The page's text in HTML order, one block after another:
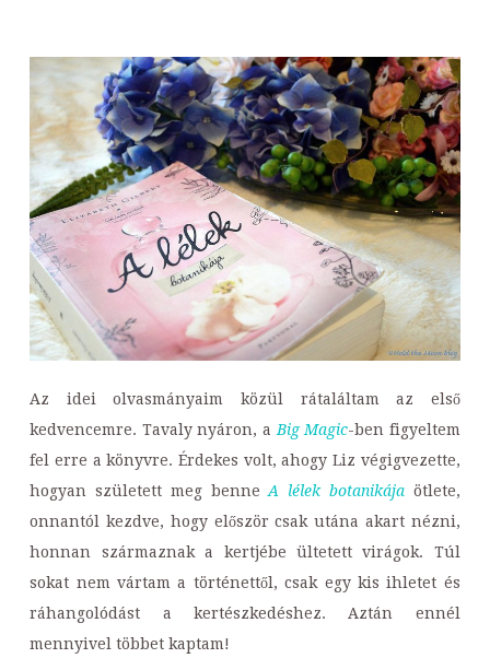
Az idei olvasmányaim közül rátaláltam az első
kedvencemre. Tavaly nyáron, aBig Magic-ben figyeltem
fel erre a könyvre. Érdekes volt, ahogy Liz végigvezette,
hogyan született meg benneA lélek botanikájaötlete,
onnantól kezdve, hogy először csak utána akart nézni,
honnan származnak a kertjébe ültetett virágok. Túl
sokat nem vártam a történettől, csak egy kis ihletet és
ráhangolódást a kertészkedéshez. Aztán ennél
mennyivel többet kaptam!